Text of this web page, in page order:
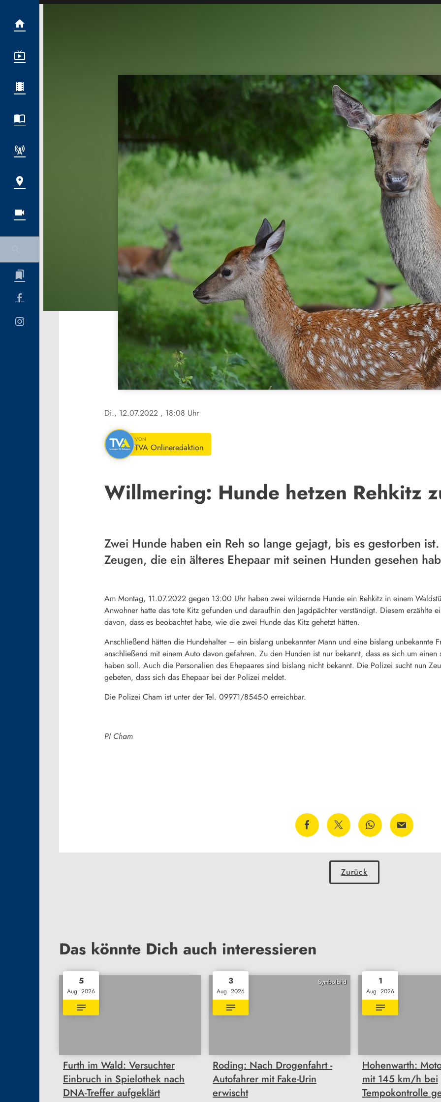
Di., 12.07.2022 , 18:08 Uhr
VON
TVA Onlineredaktion
Willmering: Hunde hetzen Rehkitz
Zwei Hunde haben ein Reh so lange gejagt, bis es gestorben
Zeugen, die ein älteres Ehepaar mit seinen Hunden gesehen
Am Montag, 11.07.2022 gegen 13:00 Uhr haben zwei wildernde Hunde ein Rehkitz in einem
Anwohner hatte das tote Kitz gefunden und daraufhin den Jagdpächter verständigt. Diesem erzählte
davon, dass es beobachtet habe, wie die zwei Hunde das Kitz gehetzt hätten.
Anschließend hätten die Hundehalter – ein bislang unbekannter Mann und eine bislang unbekannte
anschließend mit einem Auto davon gefahren. Zu den Hunden ist nur bekannt, dass es sich um
haben soll. Auch die Personalien des Ehepaares sind bislang nicht bekannt. Die Polizei sucht nun
gebeten, dass sich das Ehepaar bei der Polizei meldet.
Die Polizei Cham ist unter der Tel. 09971/8545-0 erreichbar.
PI Cham
Zurück
Das könnte Dich auch interessieren
5
Aug. 2026
Furth im Wald: Versuchter
Einbruch in Spielothek nach
DNA-Treffer aufgeklärt
Symbolbild
3
Aug. 2026
Roding: Nach Drogenfahrt -
Autofahrer mit Fake-Urin
erwischt
1
Aug. 2026
Hohenwarth:
mit 145 km/h bei
Tempokontrolle